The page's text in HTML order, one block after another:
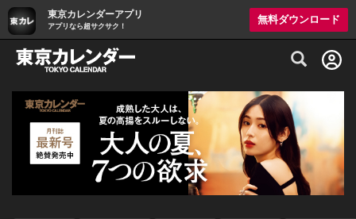
東京カレンダーアプリ
アプリなら超サクサク！
無料ダウンロード
グルメ情報・プレミアムレストラン予約